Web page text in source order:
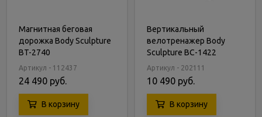
Магнитная беговая
дорожка Body Sculpture
BT-2740
Артикул - 112437
24 490 руб.
В корзину
Вертикальный
велотренажер Body
Sculpture BC-1422
Артикул - 202111
10 490 руб.
В корзину